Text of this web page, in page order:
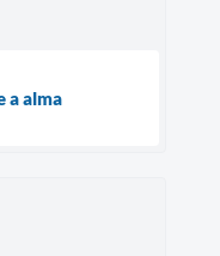
a alma